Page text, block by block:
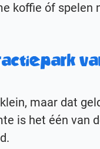
koffie óf spelen
maar dat
is het één van